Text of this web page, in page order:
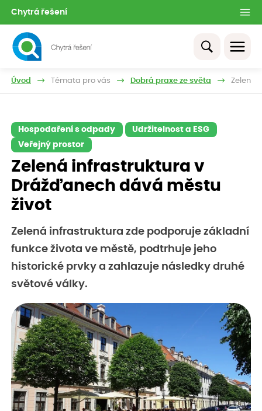
Chytrá řešení
Úvod Témata pro vás Dobrá praxe ze světa Zelená
Hospodaření s odpady
Udržitelnost a ESG
Veřejný prostor
Zelená infrastruktura v
Drážďanech dává městu
život
Zelená infrastruktura zde podporuje základní
funkce života ve městě, podtrhuje jeho
historické prvky a zahlazuje následky druhé
světové války.